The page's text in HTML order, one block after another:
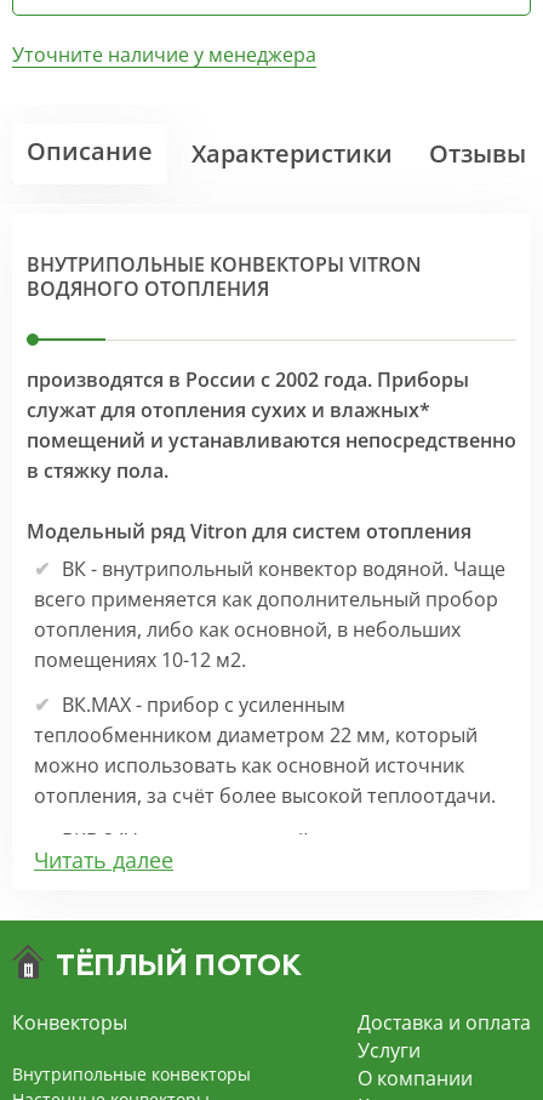
Уточните наличие у менеджера
Описание Характеристики Отзывы
ВНУТРИПОЛЬНЫЕ КОНВЕКТОРЫ VITRON
ВОДЯНОГО ОТОПЛЕНИЯ
производятся в России с 2002 года. Приборы
служат для отопления сухих и влажных*
помещений и устанавливаются непосредственно
в стяжку пола.
Модельный ряд Vitron для систем отопления
ВК - внутрипольный конвектор водяной. Чаще
всего применяется как дополнительный пробор
отопления, либо как основной, в небольших
помещениях 10-12 м2.
ВК.МАХ - прибор с усиленным
теплообменником диаметром 22 мм, который
можно использовать как основной источник
отопления, за счёт более высокой теплоотдачи.
ВКВ 24V – внутрипольный конвектор
отопления с вентилятором на 24В подходит для
экономит электроэнергию и бесшумно работает.
конвекцией на 220В. За счет тангенциального
вентилятора создает принудительную
Читать далее
Конвекторы
Внутрипольные конвекторы
Доставка и оплата
Услуги
О компании